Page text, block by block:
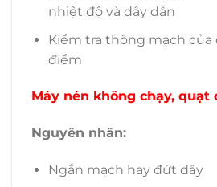
nhiệt độ và dây dẫn
Kiểm tra thông mạch của
điểm
Máy nén không chạy, quạt
Nguyên nhân:
Ngắn mạch hay đứt dây